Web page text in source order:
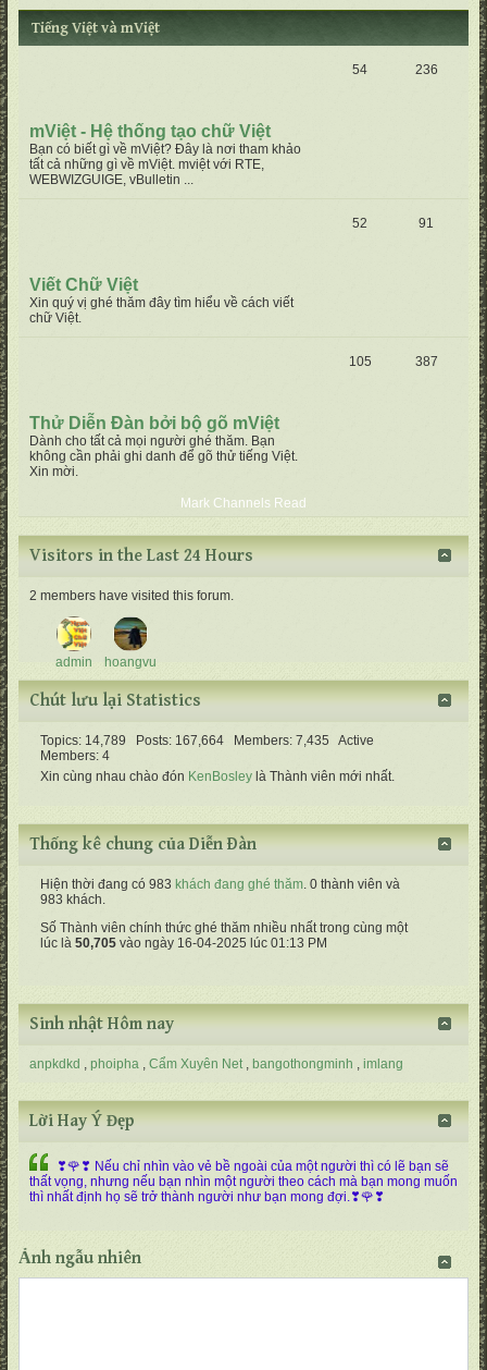
Tiếng Việt và mViệt
mViệt - Hệ thống tạo chữ Việt
Bạn có biết gì về mViệt? Đây là nơi tham khảo
tất cả những gì về mViệt. mviệt với RTE,
WEBWIZGUIGE, vBulletin ...
54 236
Viết Chữ Việt
Xin quý vị ghé thăm đây tìm hiểu về cách viết
chữ Việt.
52 91
Thử Diễn Đàn bởi bộ gõ mViệt
Dành cho tất cả mọi người ghé thăm. Bạn
không cần phải ghi danh để gõ thử tiếng Việt.
Xin mời.
105 387
Mark Channels Read
Visitors in the Last 24 Hours
2 members have visited this forum.
admin hoangvu
Chút lưu lại Statistics
Topics: 14,789 Posts: 167,664 Members: 7,435 Active
Members: 4
Xin cùng nhau chào đón KenBosley là Thành viên mới nhất.
Thống kê chung của Diễn Ðàn
Hiện thời đang có 983 khách đang ghé thăm. 0 thành viên và
983 khách.
Số Thành viên chính thức ghé thăm nhiều nhất trong cùng một
lúc là 50,705 vào ngày 16-04-2025 lúc 01:13 PM
Sinh nhật Hôm nay
anpkdkd phoipha Cẩm Xuyên Net bangothongminh imlang
Lời Hay Ý Đẹp
❣🌹❣ Nếu chỉ nhìn vào vẻ bề ngoài của một người thì có lẽ bạn sẽ
thất vọng, nhưng nếu bạn nhìn một người theo cách mà bạn mong muốn
thì nhất định họ sẽ trở thành người như bạn mong đợi.❣🌹❣
Ảnh ngẫu nhiên